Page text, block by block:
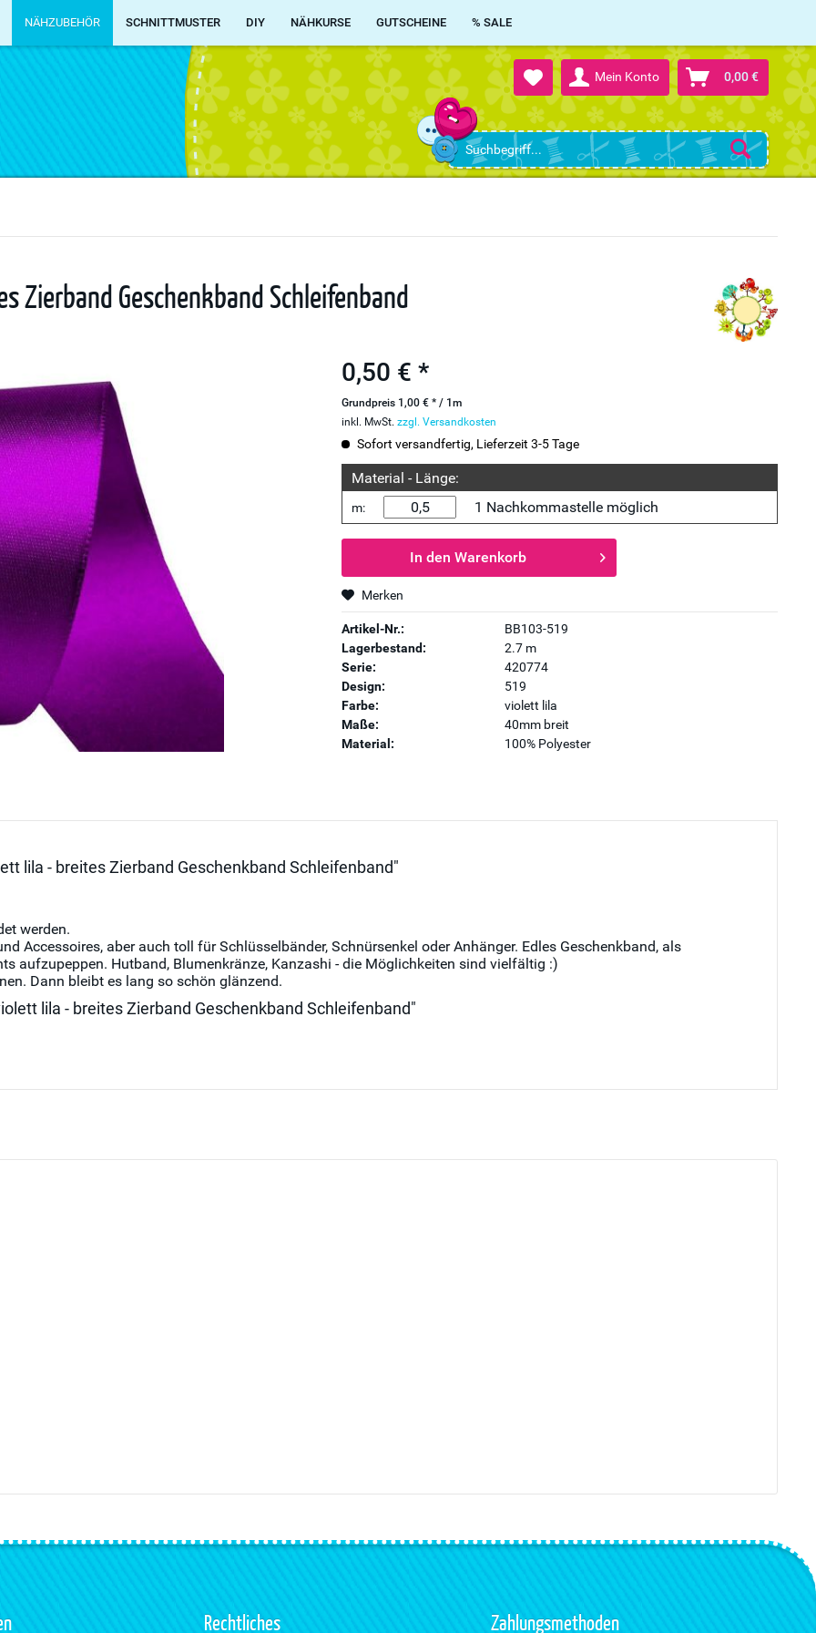
Mein Konto 0,00 €
NÄHZUBEHÖR SCHNITTMUSTER DIY NÄHKURSE GUTSCHEINE % SALE
Zierband Geschenkband Schleifenband
0,50 € *
Grundpreis 1,00 € * / 1m
inkl. MwSt.zzgl. Versandkosten
Sofort versandfertig, Lieferzeit 3-5 Tage
Material - Länge:
m: 1 Nachkommastelle möglich
In den Warenkorb
Merken
Artikel-Nr.:
BB103-519
Lagerbestand:
2.7 m
Serie:
420774
Design:
519
Farbe:
violett lila
Maße:
40mm breit
Material:
100% Polyester
lila - breites Zierband Geschenkband Schleifenband"
werden.
Accessoires, aber auch toll für Schlüsselbänder, Schnürsenkel oder Anhänger. Edles Geschenkband, als
aufzupeppen. Hutband, Blumenkränze, Kanzashi - die Möglichkeiten sind vielfältig :)
Dann bleibt es lang so schön glänzend.
lila - breites Zierband Geschenkband Schleifenband"
Rechtliches Zahlungsmethoden